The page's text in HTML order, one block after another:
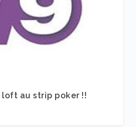
loft au strip poker !!